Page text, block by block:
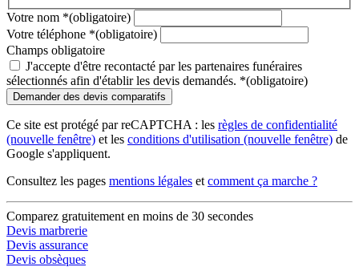
Votre nom *(obligatoire)
Votre téléphone *(obligatoire)
Champs obligatoire
J'accepte d'être recontacté par les partenaires funéraires
sélectionnés afin d'établir les devis demandés. *(obligatoire)
Ce site est protégé par reCAPTCHA : les règles de confidentialité
(nouvelle fenêtre) et les conditions d'utilisation (nouvelle fenêtre) de
Google s'appliquent.
Consultez les pages mentions légales et comment ça marche ?
Comparez gratuitement en moins de 30 secondes
Devis marbrerie
Devis assurance
Devis obsèques